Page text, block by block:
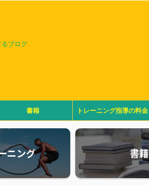
ブログ
書籍 トレーニング指導の料金
ニング 書籍